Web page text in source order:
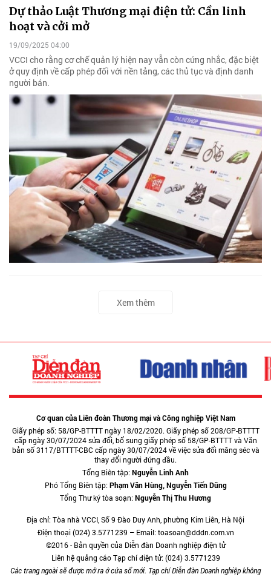
Dự thảo Luật Thương mại điện tử: Cần linh
hoạt và cởi mở
19/09/2025 04:00
VCCI cho rằng cơ chế quản lý hiện nay vẫn còn cứng nhắc, đặc biệt
ở quy định về cấp phép đối với nền tảng, các thủ tục và định danh
người bán.
Xem thêm
Cơ quan của Liên đoàn Thương mại và Công nghiệp Việt Nam
Giấy phép số: 58/GP-BTTTT ngày 18/02/2020. Giấy phép số 208/GP-BTTTT
cấp ngày 30/07/2024 sửa đổi, bổ sung giấy phép số 58/GP-BTTTT và Văn
bản số 3117/BTTTT-CBC cấp ngày 30/07/2024 về việc sửa đổi măng séc và
thay đổi người đứng đầu.
Tổng Biên tập:Nguyễn Linh Anh
Phó Tổng Biên tập:Phạm Văn Hùng, Nguyễn Tiến Dũng
Tổng Thư ký tòa soạn:Nguyễn Thị Thu Hương
Địa chỉ: Tòa nhà VCCI, Số 9 Đào Duy Anh, phường Kim Liên, Hà Nội
Điện thoại (024) 3.5771239 – Email: toasoan@dddn.com.vn
©2016 - Bản quyền của Diễn đàn Doanh nghiệp điện tử
Liên hệ quảng cáo Tạp chí điện tử: (024) 3.5771239
Các trang ngoài sẽ được mở ra ở cửa sổ mới. Tạp chí Diễn đàn Doanh nghiệp không